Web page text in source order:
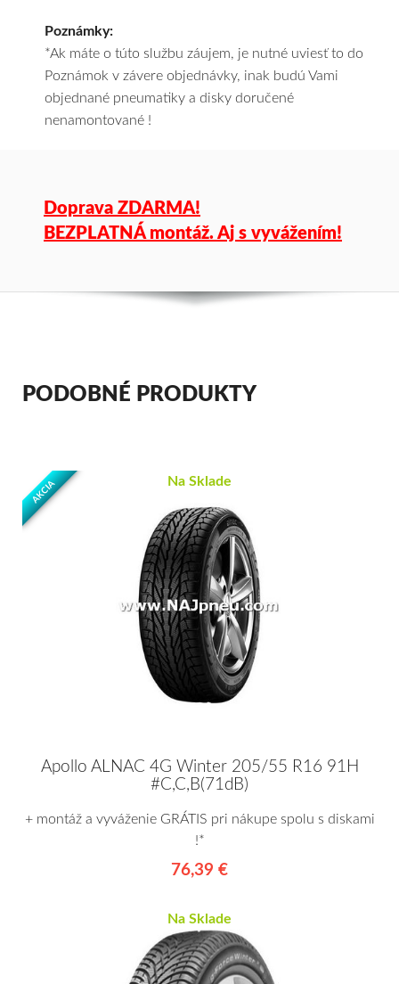
Poznámky:
*Ak máte o túto službu záujem, je nutné uviesť to do
Poznámok v závere objednávky, inak budú Vami
objednané pneumatiky a disky doručené
nenamontované !
Doprava ZDARMA!
BEZPLATNÁ montáž. Aj s vyvážením!
PODOBNÉ PRODUKTY
AKCIA Na Sklade
Apollo ALNAC 4G Winter 205/55 R16 91H
#C,C,B(71dB)
+ montáž a vyváženie GRÁTIS pri nákupe spolu s diskami
!*
76,39 €
Na Sklade